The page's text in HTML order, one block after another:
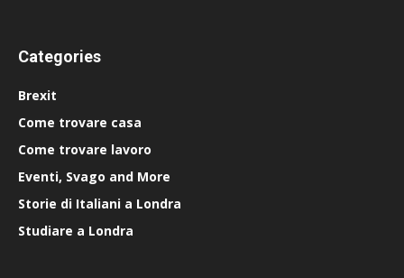
Categories
Brexit
Come trovare casa
Come trovare lavoro
Eventi, Svago and More
Storie di Italiani a Londra
Studiare a Londra